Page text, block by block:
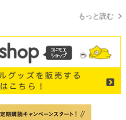
もっと読む